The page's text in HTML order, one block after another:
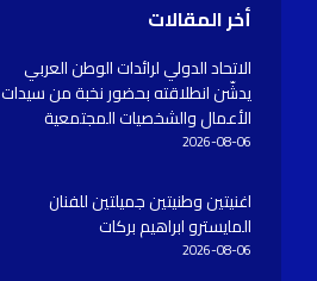
أخر المقالات
الاتحاد الدولي لرائدات الوطن العربي
يدشّن انطلاقته بحضور نخبة من سيدات
الأعمال والشخصيات المجتمعية
2026-08-06
اغنيتين وطنيتين جميلتين للفنان
المايسترو ابراهيم بركات
2026-08-06